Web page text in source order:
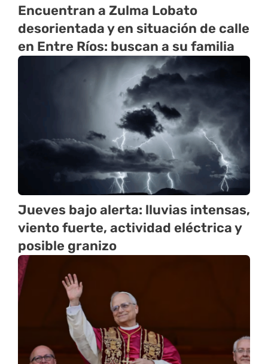
Encuentran a Zulma Lobato
desorientada y en situación de calle
en Entre Ríos: buscan a su familia
Jueves bajo alerta: lluvias intensas,
viento fuerte, actividad eléctrica y
posible granizo